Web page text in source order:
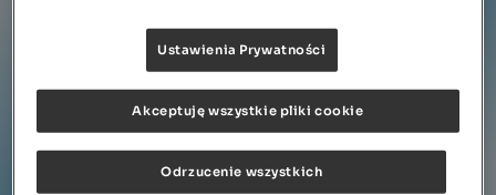
Aktualności
FAQ
Kontakt
Zasady są proste:
Za każdy zakupiony produkt Gerber w Rossmannie w
Ustawienia Prywatności
Odrzucenie wszystkich
Akceptuję wszystkie pliki cookie